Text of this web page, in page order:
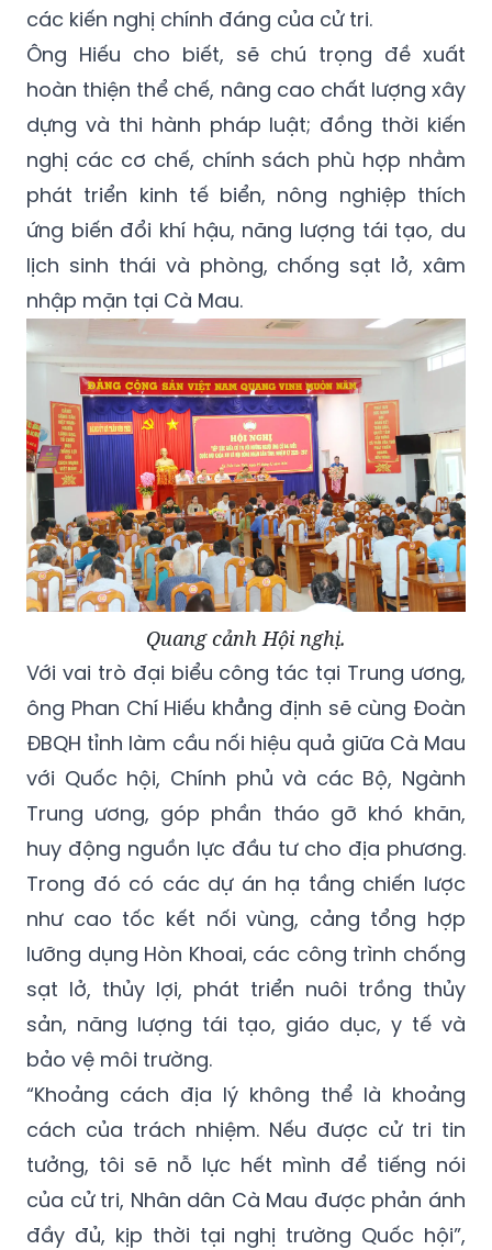
các kiến nghị chính đáng của cử tri.
Ông Hiếu cho biết, sẽ chú trọng đề xuất
hoàn thiện thể chế, nâng cao chất lượng xây
dựng và thi hành pháp luật; đồng thời kiến
nghị các cơ chế, chính sách phù hợp nhằm
phát triển kinh tế biển, nông nghiệp thích
ứng biến đổi khí hậu, năng lượng tái tạo, du
lịch sinh thái và phòng, chống sạt lở, xâm
nhập mặn tại Cà Mau.
Quang cảnh Hội nghị.
Với vai trò đại biểu công tác tại Trung ương,
ông Phan Chí Hiếu khẳng định sẽ cùng Đoàn
ĐBQH tỉnh làm cầu nối hiệu quả giữa Cà Mau
với Quốc hội, Chính phủ và các Bộ, Ngành
Trung ương, góp phần tháo gỡ khó khăn,
huy động nguồn lực đầu tư cho địa phương.
Trong đó có các dự án hạ tầng chiến lược
như cao tốc kết nối vùng, cảng tổng hợp
lưỡng dụng Hòn Khoai, các công trình chống
sạt lở, thủy lợi, phát triển nuôi trồng thủy
sản, năng lượng tái tạo, giáo dục, y tế và
bảo vệ môi trường.
“Khoảng cách địa lý không thể là khoảng
cách của trách nhiệm. Nếu được cử tri tin
tưởng, tôi sẽ nỗ lực hết mình để tiếng nói
của cử tri, Nhân dân Cà Mau được phản ánh
đầy đủ, kịp thời tại nghị trường Quốc hội”,